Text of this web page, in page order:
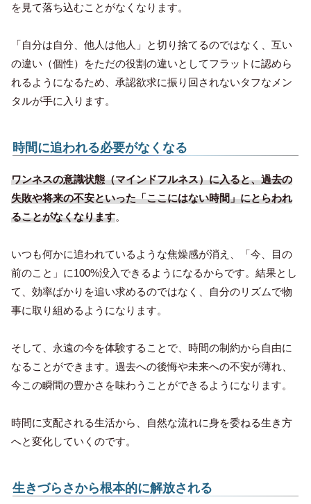
を見て落ち込むことがなくなります。
「自分は自分、他人は他人」と切り捨てるのではなく、互い
の違い（個性）をただの役割の違いとしてフラットに認めら
れるようになるため、承認欲求に振り回されないタフなメン
タルが手に入ります。
時間に追われる必要がなくなる
ワンネスの意識状態（マインドフルネス）に入ると、過去の
失敗や将来の不安といった「ここにはない時間」にとらわれ
ることがなくなります。
いつも何かに追われているような焦燥感が消え、「今、目の
前のこと」に100%没入できるようになるからです。結果とし
て、効率ばかりを追い求めるのではなく、自分のリズムで物
事に取り組めるようになります。
そして、永遠の今を体験することで、時間の制約から自由に
なることができます。過去への後悔や未来への不安が薄れ、
今この瞬間の豊かさを味わうことができるようになります。
時間に支配される生活から、自然な流れに身を委ねる生き方
へと変化していくのです。
生きづらさから根本的に解放される